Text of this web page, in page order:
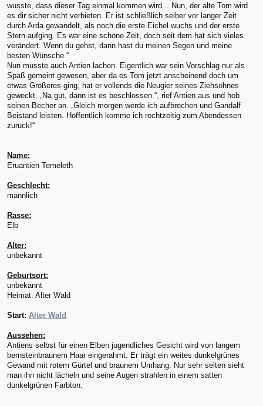
wusste, dass dieser Tag einmal kommen wird... Nun, der alte Tom wird
es dir sicher nicht verbieten. Er ist schließlich selber vor langer Zeit
durch Arda gewandelt, als noch die erste Eichel wuchs und der erste
Stern aufging. Es war eine schöne Zeit, doch seit dem hat sich vieles
verändert. Wenn du gehst, dann hast du meinen Segen und meine
besten Wünsche.“
Nun musste auch Antien lachen. Eigentlich war sein Vorschlag nur als
Spaß gemeint gewesen, aber da es Tom jetzt anscheinend doch um
etwas Größeres ging, hat er vollends die Neugier seines Ziehsohnes
geweckt. „Na gut, dann ist es beschlossen.“, rief Antien aus und hob
seinen Becher an. „Gleich morgen werde ich aufbrechen und Gandalf
Beistand leisten. Hoffentlich komme ich rechtzeitig zum Abendessen
zurück!“
Name:
Eruantien Temeleth
Geschlecht:
männlich
Rasse:
Elb
Alter:
unbekannt
Geburtsort:
unbekannt
Heimat: Alter Wald
Start: Alter Wald
Aussehen:
Antiens selbst für einen Elben jugendliches Gesicht wird von langem
bernsteinbraunem Haar eingerahmt. Er trägt ein weites dunkelgrünes
Gewand mit rotem Gürtel und braunem Umhang. Nur sehr selten sieht
man ihn nicht lächeln und seine Augen strahlen in einem satten
dunkelgrünen Farbton.